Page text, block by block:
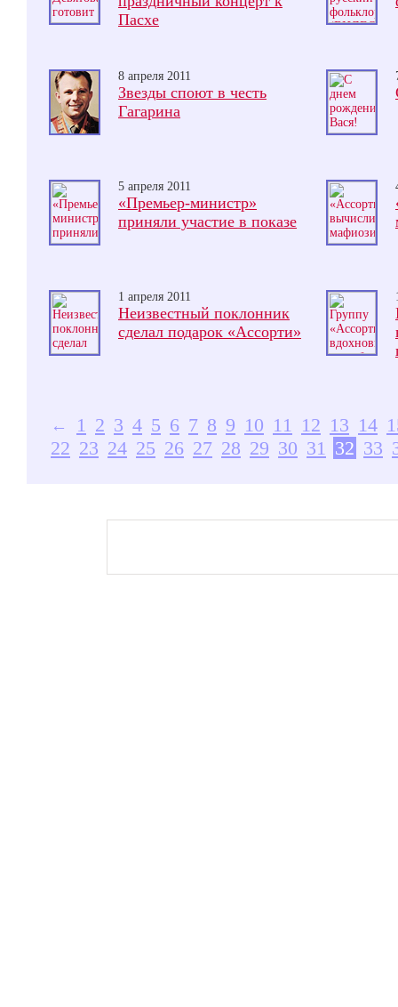
Пасхе
8 апреля 2011
Звезды споют в честь
Гагарина
5 апреля 2011
«Премьер-министр»
приняли участие в показе
1 апреля 2011
Неизвестный поклонник
сделал подарок «Ассорти»
← 1 2 3 4 5 6 7 8 9 10 11 12 13 14
22 23 24 25 26 27 28 29 30 31 32 33